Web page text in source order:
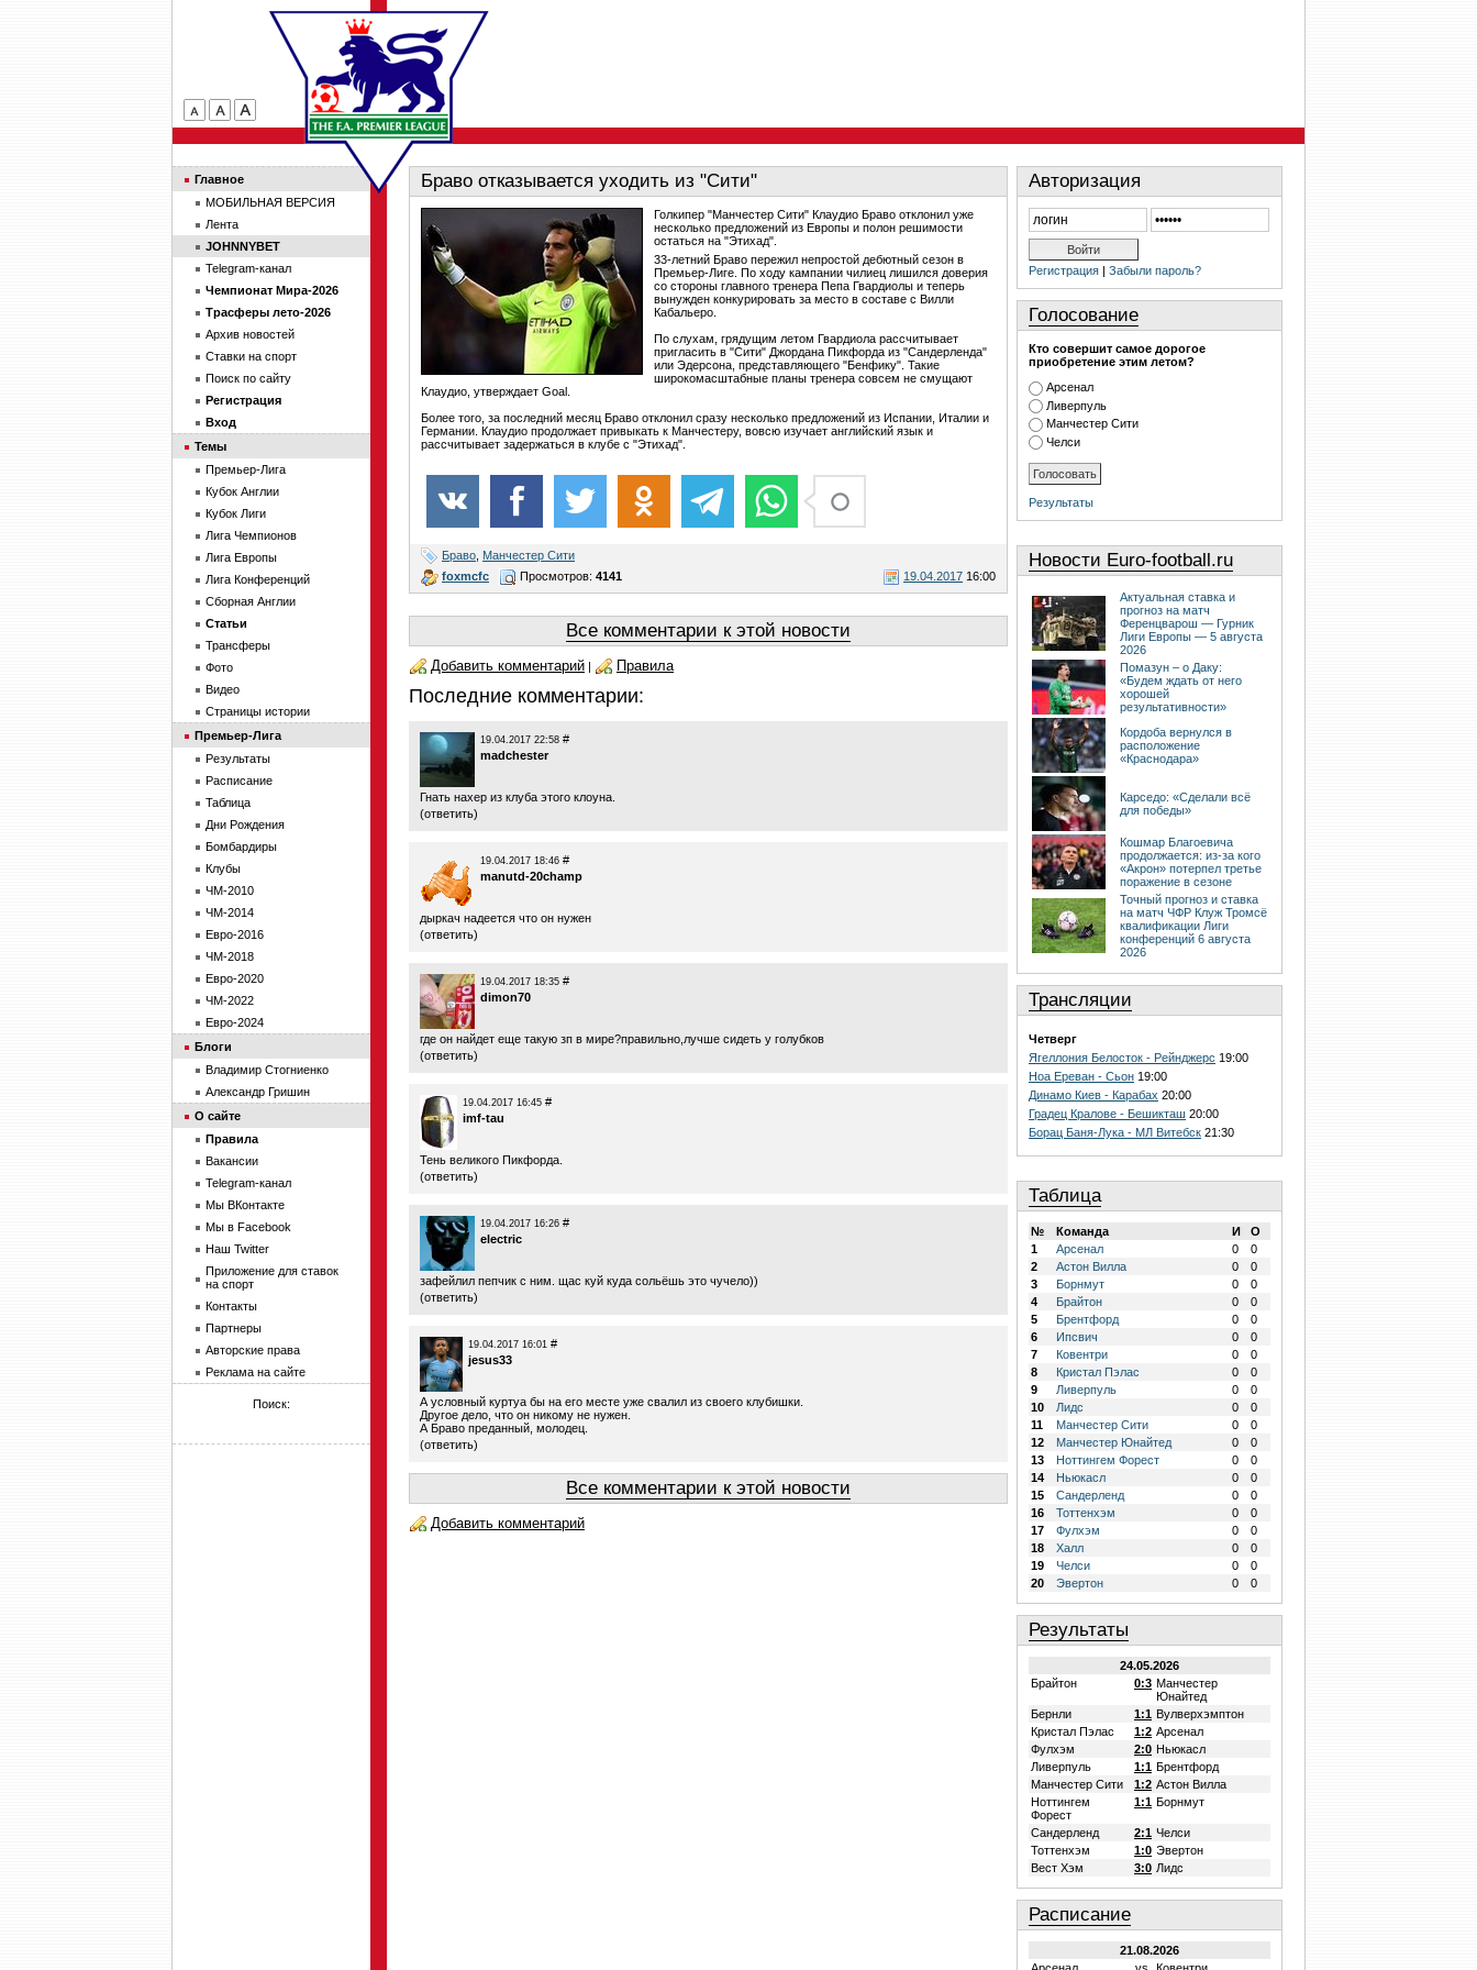
Браво отказывается уходить из "Сити"
Голкипер "Манчестер Сити" Клаудио Браво отклонил уже
несколько предложений из Европы и полон решимости
остаться на "Этихад".
33-летний Браво пережил непростой дебютный сезон в
Премьер-Лиге. По ходу кампании чилиец лишился доверия
со стороны главного тренера Пепа Гвардиолы и теперь
вынужден конкурировать за место в составе с Вилли
Кабальеро.
По слухам, грядущим летом Гвардиола рассчитывает
пригласить в "Сити" Джордана Пикфорда из "Сандерленда"
или Эдерсона, представляющего "Бенфику". Такие
широкомасштабные планы тренера совсем не смущают
Клаудио, утверждает Goal.
Более того, за последний месяц Браво отклонил сразу несколько предложений из Испании, Италии и
Германии. Клаудио продолжает привыкать к Манчестеру, вовсю изучает английский язык и
рассчитывает задержаться в клубе с "Этихад".
Браво Манчестер Сити
foxmcfc
19.04.2017 16:00
Просмотров: 4141
Все комментарии к этой новости
Добавить комментарий | Правила
Последние комментарии:
19.04.2017 22:58 #
madchester
Гнать нахер из клуба этого клоуна.
(ответить)
19.04.2017 18:46 #
manutd-20champ
дыркач надеется что он нужен
(ответить)
19.04.2017 18:35 #
dimon70
где он найдет еще такую зп в мире?правильно,лучше сидеть у голубков
(ответить)
19.04.2017 16:45 #
imf-tau
Тень великого Пикфорда.
(ответить)
19.04.2017 16:26 #
electric
зафейлил пепчик с ним. щас куй куда сольёшь это чучело))
(ответить)
19.04.2017 16:01 #
jesus33
А условный куртуа бы на его месте уже свалил из своего клубишки.
Другое дело, что он никому не нужен.
А Браво преданный, молодец.
(ответить)
Все комментарии к этой новости
Добавить комментарий
Авторизация
Регистрация | Забыли пароль?
Голосование
Кто совершит самое дорогое
приобретение этим летом?
Арсенал
Ливерпуль
Манчестер Сити
Челси
Результаты
Новости Euro-football.ru
Актуальная ставка и
прогноз на матч
Ференцварош — Гурник
Лиги Европы — 5 августа
2026
Помазун – о Даку:
«Будем ждать от него
хорошей
результативности»
Кордоба вернулся в
расположение
«Краснодара»
Карседо: «Сделали всё
для победы»
Кошмар Благоевича
продолжается: из-за кого
«Акрон» потерпел третье
поражение в сезоне
Точный прогноз и ставка
на матч ЧФР Клуж Тромсё
квалификации Лиги
конференций 6 августа
2026
Трансляции
Четверг
Ягеллония Белосток - Рейнджерс 19:00
Ноа Ереван - Сьон 19:00
Динамо Киев - Карабах 20:00
Градец Кралове - Бешикташ 20:00
Борац Баня-Лука - МЛ Витебск 21:30
Таблица
№ Команда И
О
1
Арсенал 0
0
2
Астон Вилла 0
0
3
Борнмут 0
0
4
Брайтон 0
0
5
Брентфорд 0
0
6
Ипсвич 0
0
7
Ковентри 0
0
8
Кристал Пэлас 0
0
9
Ливерпуль 0
0
10
Лидс 0
0
11
Манчестер Сити 0
0
12
Манчестер Юнайтед 0
0
13
Ноттингем Форест 0
0
14
Ньюкасл 0
0
15
Сандерленд 0
0
16
Тоттенхэм 0
0
17
Фулхэм 0
0
18
Халл 0
0
19
Челси 0
0
20
Эвертон 0 0
Результаты
24.05.2026
Брайтон
0:3 Манчестер
Юнайтед
Бернли
1:1 Вулверхэмптон
Кристал Пэлас
1:2 Арсенал
Фулхэм
2:0 Ньюкасл
Ливерпуль
1:1 Брентфорд
Манчестер Сити
1:2 Астон Вилла
Ноттингем
Форест
1:1 Борнмут
Сандерленд 2:1 Челси
Тоттенхэм
1:0 Эвертон
Вест Хэм
3:0 Лидс
Расписание
21.08.2026
Главное
МОБИЛЬНАЯ ВЕРСИЯ
Лента
JOHNNYBET
Telegram-канал
Чемпионат Мира-2026
Трасферы лето-2026
Архив новостей
Ставки на спорт
Поиск по сайту
Регистрация
Вход
Темы
Премьер-Лига
Кубок Англии
Кубок Лиги
Лига Чемпионов
Лига Европы
Лига Конференций
Сборная Англии
Статьи
Трансферы
Фото
Видео
Страницы истории
Премьер-Лига
Результаты
Расписание
Таблица
Дни Рождения
Бомбардиры
Клубы
ЧМ-2010
ЧМ-2014
Евро-2016
ЧМ-2018
Евро-2020
ЧМ-2022
Евро-2024
Блоги
Владимир Стогниенко
Александр Гришин
О сайте
Правила
Вакансии
Telegram-канал
Мы ВКонтакте
Мы в Facebook
Наш Twitter
Приложение для ставок
на спорт
Контакты
Партнеры
Авторские права
Реклама на сайте
Поиск: